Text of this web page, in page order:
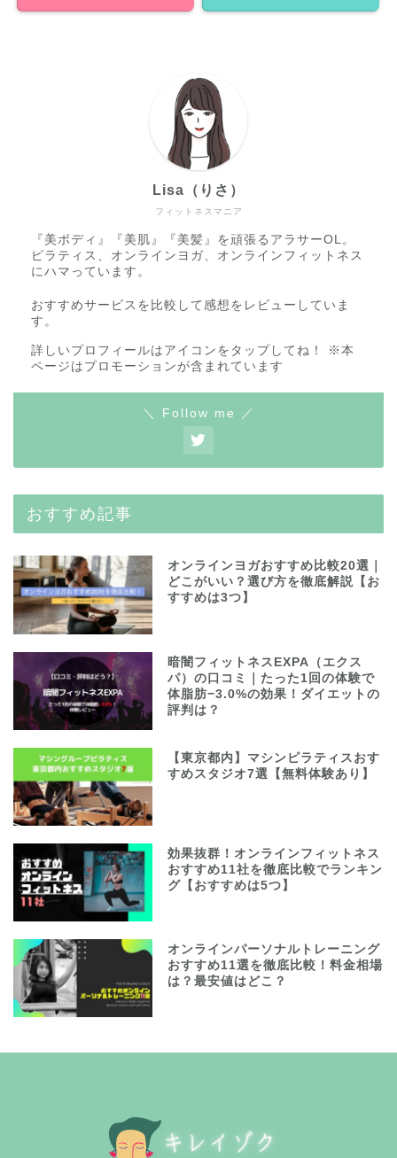
フィットネスマニア
Lisa（りさ）
『美ボディ』『美肌』『美髪』を頑張るアラサーOL。
ピラティス、オンラインヨガ、オンラインフィットネス
にハマっています。
おすすめサービスを比較して感想をレビューしていま
す。
詳しいプロフィールはアイコンをタップしてね！ ※本
ページはプロモーションが含まれています
＼ Follow me ／
おすすめ記事
オンラインヨガおすすめ比較20選｜
どこがいい？選び方を徹底解説【お
すすめは3つ】
暗闇フィットネスEXPA（エクス
パ）の口コミ｜たった1回の体験で
体脂肪−3.0%の効果！ダイエットの
評判は？
【東京都内】マシンピラティスおす
すめスタジオ7選【無料体験あり】
効果抜群！オンラインフィットネス
おすすめ11社を徹底比較でランキン
グ【おすすめは5つ】
オンラインパーソナルトレーニング
おすすめ11選を徹底比較！料金相場
は？最安値はどこ？